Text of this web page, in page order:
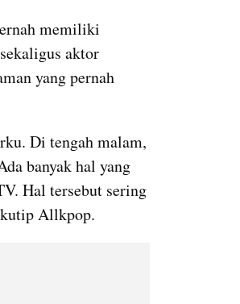
memiliki
aktor
yang pernah
Di tengah malam,
banyak hal yang
Hal tersebut sering
Allkpop.